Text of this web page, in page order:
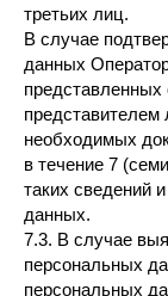
третьих лиц.
В случае
данных
необходимых
в течение 7
таких сведений
данных.
7.3. В случае
персональных
персональных